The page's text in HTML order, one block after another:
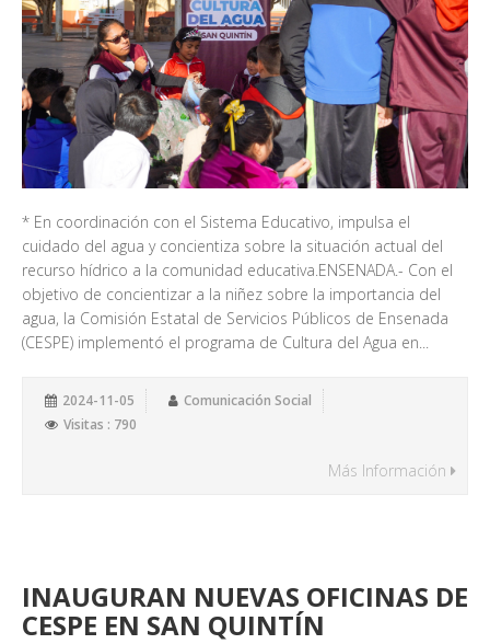
* En coordinación con el Sistema Educativo, impulsa el
cuidado del agua y concientiza sobre la situación actual del
recurso hídrico a la comunidad educativa.ENSENADA.- Con el
objetivo de concientizar a la niñez sobre la importancia del
agua, la Comisión Estatal de Servicios Públicos de Ensenada
(CESPE) implementó el programa de Cultura del Agua en...
2024-11-05
Comunicación Social
Visitas : 790
Más Información
INAUGURAN NUEVAS OFICINAS DE
CESPE EN SAN QUINTÍN